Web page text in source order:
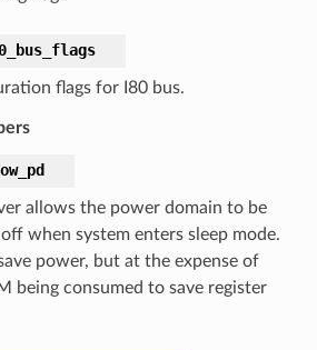
flags for I80 bus.
allows the power domain to be
when system enters sleep mode.
power, but at the expense of
being consumed to save register